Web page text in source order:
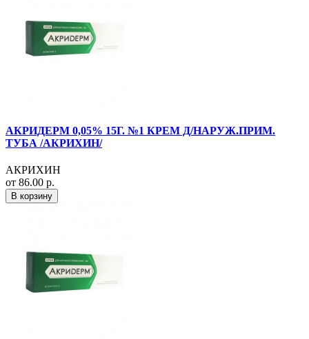
АКРИДЕРМ 0,05% 15Г. №1 КРЕМ Д/НАРУЖ.ПРИМ.
ТУБА /АКРИХИН/
АКРИХИН
от 86.00 р.
В корзину